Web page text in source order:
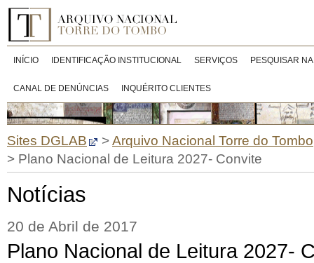
INÍCIO IDENTIFICAÇÃO INSTITUCIONAL SERVIÇOS PESQUISAR
CANAL DE DENÚNCIAS INQUÉRITO CLIENTES
Sites DGLAB >Arquivo Nacional Torre do Tombo
> Plano Nacional de Leitura 2027- Convite
Notícias
20 de Abril de 2017
Plano Nacional de Leitura 2027-